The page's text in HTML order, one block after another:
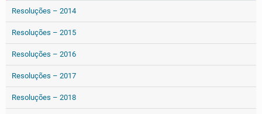
Resoluções – 2014
Resoluções – 2015
Resoluções – 2016
Resoluções – 2017
Resoluções – 2018